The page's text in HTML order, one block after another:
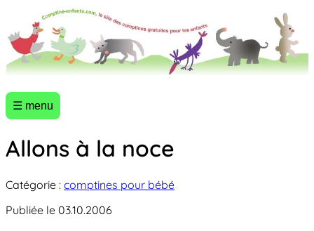
☰ menu
Allons à la noce
Catégorie : comptines pour bébé
Publiée le 03.10.2006